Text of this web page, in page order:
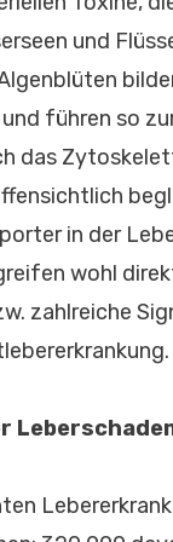
und
führen so
das
in der
wohl
zahlreiche